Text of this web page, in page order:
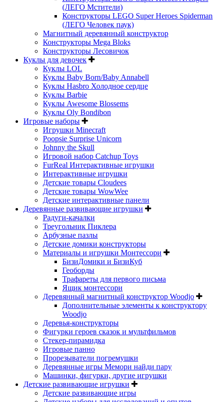
(ЛЕГО Мстители)
Конструкторы LEGO Super Heroes Spiderman
(ЛЕГО Человек паук)
Магнитный деревянный конструктор
Конструкторы Mega Bloks
Конструкторы Лесовичок
Куклы для девочек
Куклы LOL
Куклы Baby Born/Baby Annabell
Куклы Hasbro Холодное сердце
Куклы Barbie
Куклы Awesome Blossems
Куклы Oly Bondibon
Игровые наборы
Игрушки Minecraft
Poopsie Surprise Unicorn
Johnny the Skull
Игровой набор Catchup Toys
FurReal Интерактивные игрушки
Интерактивные игрушки
Детские товары Cloudees
Детские товары WowWee
Детские интерактивные панели
Деревянные развивающие игрушки
Радуги-качалки
Треугольник Пиклера
Арбузные пазлы
Детские домики конструкторы
Материалы и игрушки Монтессори
БизиДомики и БизиКуб
Геоборды
Трафареты для первого письма
Ящик монтессори
Деревянный магнитный конструктор Woodjo
Дополнительные элементы к конструктору
Woodjo
Деревья-конструкторы
Фигурки героев сказок и мультфильмов
Стекер-пирамидка
Игровые панно
Прорезыватели погремушки
Деревянные игры Мемори найди пару
Машинки, фигурки, другие игрушки
Детские развивающие игрушки
Детские развивающие игры